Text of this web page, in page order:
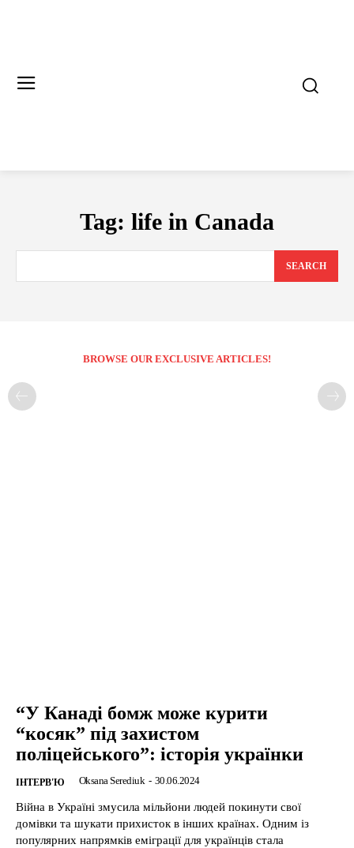
Tag: life in Сanada
SEARCH
BROWSE OUR EXCLUSIVE ARTICLES!
“У Канаді бомж може курити
“косяк” під захистом
поліцейського”: історія українки
ІНТЕРВ'Ю Oksana Serediuk - 30.06.2024
Війна в Україні змусила мільйони людей покинути свої
домівки та шукати прихисток в інших країнах. Одним із
популярних напрямків еміграції для українців стала